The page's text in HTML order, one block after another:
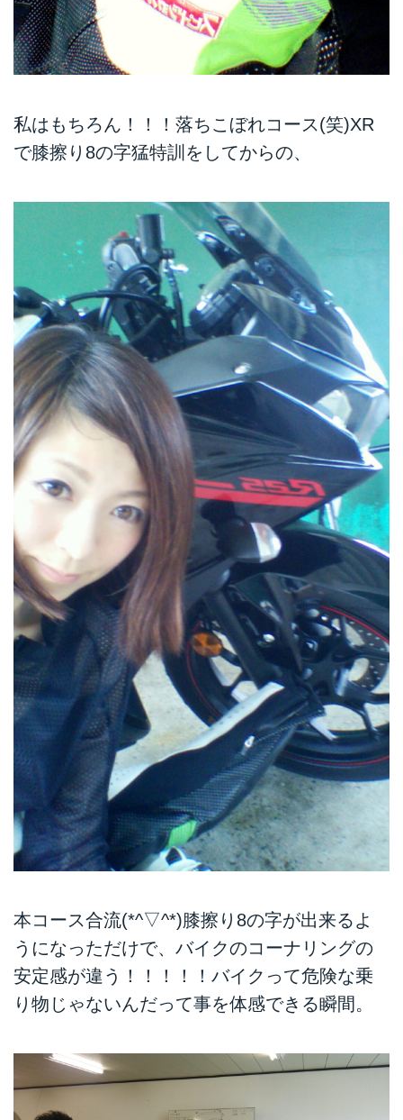
私はもちろん！！！落ちこぼれコース(笑)XR
で膝擦り8の字猛特訓をしてからの、
本コース合流(*^▽^*)膝擦り8の字が出来るよ
うになっただけで、バイクのコーナリングの
安定感が違う！！！！！バイクって危険な乗
り物じゃないんだって事を体感できる瞬間。